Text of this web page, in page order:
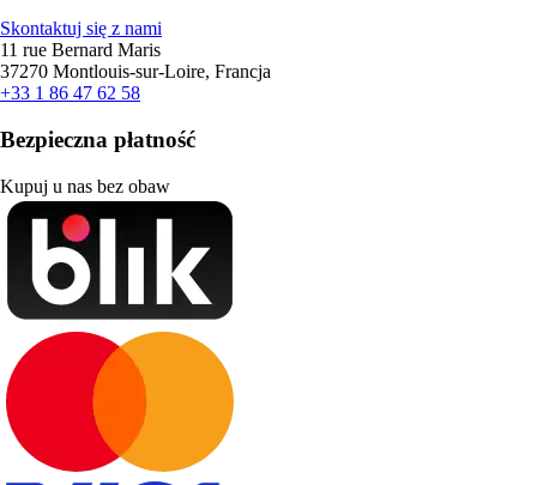
Skontaktuj się z nami
11 rue Bernard Maris
37270 Montlouis-sur-Loire, Francja
+33 1 86 47 62 58
Bezpieczna płatność
Kupuj u nas bez obaw